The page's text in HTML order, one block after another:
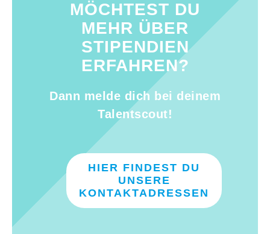
MÖCHTEST DU
MEHR ÜBER
STIPENDIEN
ERFAHREN?
Dann melde dich bei deinem
Talentscout!
HIER FINDEST DU
UNSERE
KONTAKTADRESSEN